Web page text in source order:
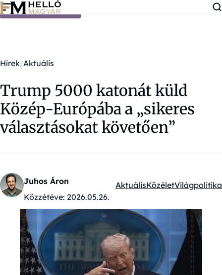
Ugrás a tartalomra
Hírek Aktuális
Trump 5000 katonát küld
Közép-Európába a „sikeres
választásokat követően”
Juhos Áron
Közzétéve: 2026.05.26.
Kategóriák:
AktuálisKözéletVilágpolitika